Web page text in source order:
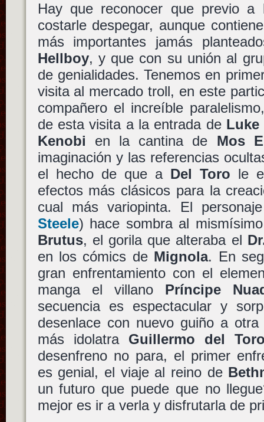
Hay que reconocer que previo a
costarle despegar, aunque
más importantes jamás
Hellboy, y que con su unión al
de genialidades. Tenemos en
visita al mercado troll, en este
compañero el increíble
de esta visita a la entrada de Luke
Kenobi en la cantina de Mos
imaginación y las referencias
el hecho de que a Del Toro le
efectos más clásicos para la
cual más variopinta. El
Steele) hace sombra al
Brutus, el gorila que alteraba el
en los cómics de Mignola. En
gran enfrentamiento con el
manga el villano Príncipe
secuencia es espectacular y
desenlace con nuevo guiño a
más idolatra Guillermo del
desenfreno no para, el primer
es genial, el viaje al reino de
un futuro que puede que no
mejor es ir a verla y disfrutarla de